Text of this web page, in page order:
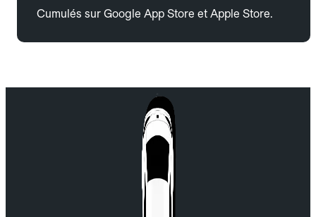
Cumulés sur Google App Store et Apple Store.